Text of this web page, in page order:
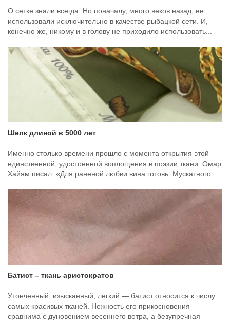
О сетке знали всегда. Но поначалу, много веков назад, ее
использовали исключительно в качестве рыбацкой сети. И,
конечно же, никому и в голову не приходило использовать...
Шелк длиной в 5000 лет
Именно столько времени прошло с момента открытия этой
единственной, удостоенной воплощения в поэзии ткани. Омар
Хайям писал: «Для раненой любви вина готовь. Мускатного....
Батист – ткань аристократов
Утонченный, изысканный, легкий — батист относится к числу
самых красивых тканей. Нежность его прикосновения
сравнима с дуновением весеннего ветра, а безупречная